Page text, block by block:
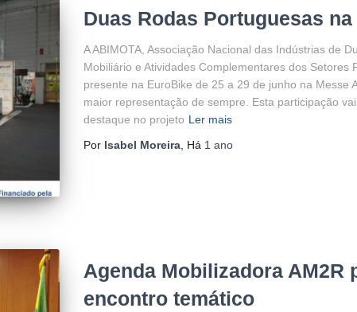
Duas Rodas Portuguesas
A ABIMOTA, Associação Nacional das Indústrias de
Mobiliário e Atividades Complementares dos Setores
presente na EuroBike de 25 a 29 de junho na Messe
maior representação de sempre. Esta participação
destaque no projeto Ler mais
Por Isabel Moreira, Há 1 ano
Agenda Mobilizadora AM2R
encontro temático